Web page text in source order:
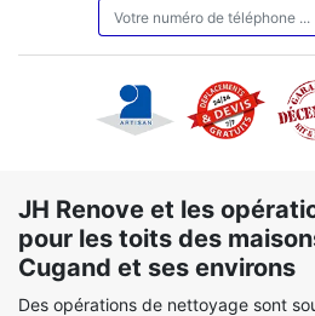
JH Renove et les
pour les toits des
Cugand et ses environs
Des opérations de nettoyage sont